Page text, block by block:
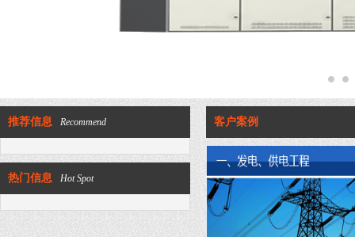
推荐信息 Recommend
热门信息 Hot Spot
客户案例